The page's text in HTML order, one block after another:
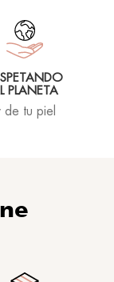
PLANETA
de tu piel